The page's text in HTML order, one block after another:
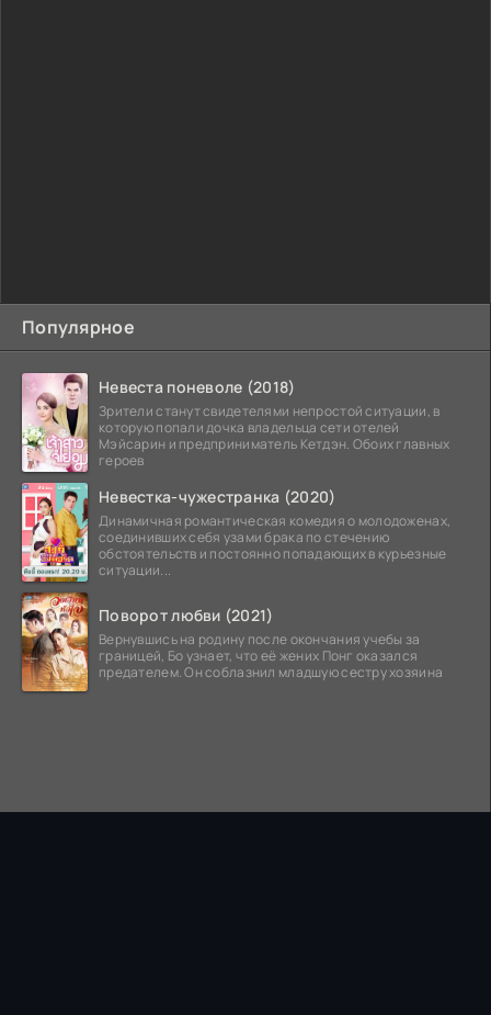
Популярное
Невеста поневоле (2018)
Зрители станут свидетелями непростой ситуации, в
которую попали дочка владельца сети отелей
Мэйсарин и предприниматель Кетдэн. Обоих главных
героев
Невестка-чужестранка (2020)
Динамичная романтическая комедия о молодоженах,
соединивших себя узами брака по стечению
обстоятельств и постоянно попадающих в курьезные
ситуации...
Поворот любви (2021)
Вернувшись на родину после окончания учебы за
границей, Бо узнает, что её жених Понг оказался
предателем. Он соблазнил младшую сестру хозяина